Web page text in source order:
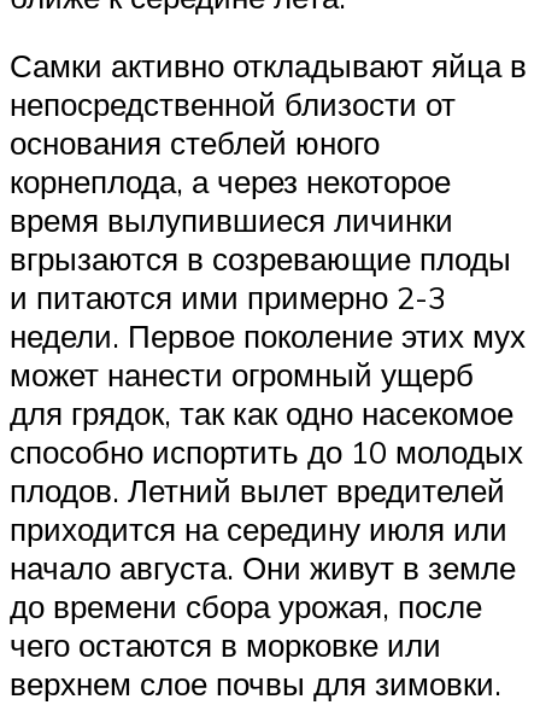
Самки активно откладывают яйца в
непосредственной близости от
основания стеблей юного
корнеплода, а через некоторое
время вылупившиеся личинки
вгрызаются в созревающие плоды
и питаются ими примерно 2-3
недели. Первое поколение этих мух
может нанести огромный ущерб
для грядок, так как одно насекомое
способно испортить до 10 молодых
плодов. Летний вылет вредителей
приходится на середину июля или
начало августа. Они живут в земле
до времени сбора урожая, после
чего остаются в морковке или
верхнем слое почвы для зимовки.